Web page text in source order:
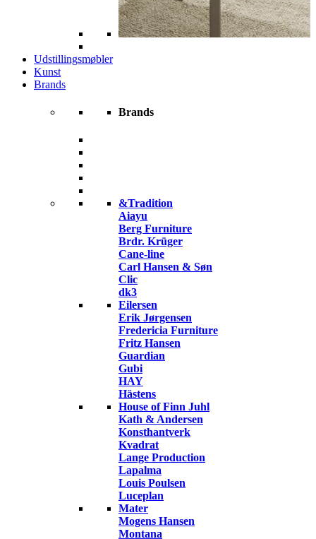
Udstillingsmøbler
Kunst
Brands
Brands
&Tradition
Aiayu
Berg Furniture
Brdr. Krüger
Cane-line
Carl Hansen & Søn
Clic
dk3
Eilersen
Erik Jørgensen
Fredericia Furniture
Fritz Hansen
Guardian
Gubi
HAY
Hästens
House of Finn Juhl
Kath & Andersen
Konsthantverk
Kvadrat
Lange Production
Lapalma
Louis Poulsen
Luceplan
Mater
Mogens Hansen
Montana